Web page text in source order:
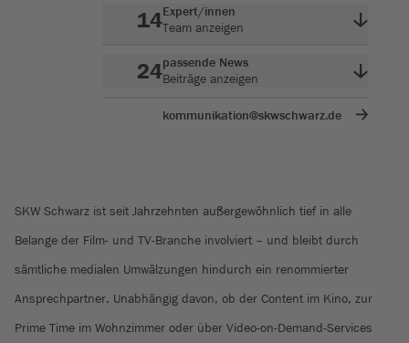
14Expert/innen
Team anzeigen
24passende News
Beiträge anzeigen
kommunikation@skwschwarz.de
SKW Schwarz ist seit Jahrzehnten außergewöhnlich tief in alle
Belange der Film- und TV-Branche involviert – und bleibt durch
sämtliche medialen Umwälzungen hindurch ein renommierter
Ansprechpartner. Unabhängig davon, ob der Content im Kino, zur
Prime Time im Wohnzimmer oder über Video-on-Demand-Services